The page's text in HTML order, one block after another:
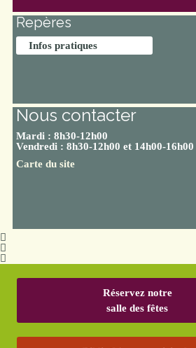
Repères
Infos pratiques
Nous contacter
Mardi : 8h30-12h00
Vendredi : 8h30-12h00 et 14h00-16h00
Carte du site
Réservez notre
salle des fêtes